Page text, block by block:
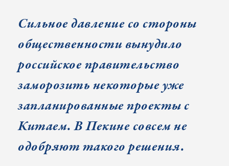
Сильное давление со стороны
общественности вынудило
российское правительство
заморозить некоторые уже
запланированные проекты с
Китаем. В Пекине совсем не
одобряют такого решения.